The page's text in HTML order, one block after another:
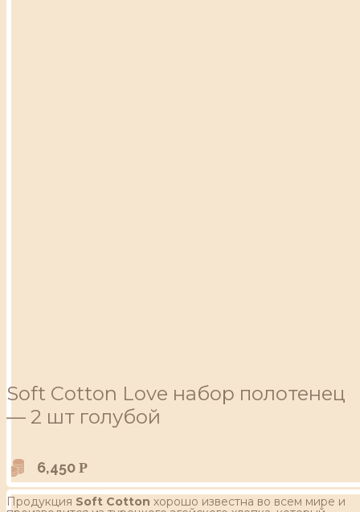
Soft Сotton Love набор полотенец
— 2 шт голубой
6,450 Р
Продукция Soft Cotton хорошо известна во всем мире и